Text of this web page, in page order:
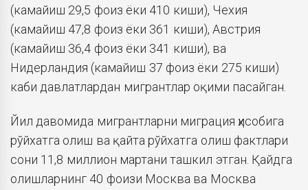
(камайиш 29,5 фоиз ёки 410 киши), Чехия
(камайиш 47,8 фоиз ёки 361 киши), Австрия
(камайиш 36,4 фоиз ёки 341 киши), ва
Нидерландия (камайиш 37 фоиз ёки 275 киши)
каби давлатлардан мигрантлар оқими пасайган.
Йил давомида мигрантларни миграция ҳисобига
рўйхатга олиш ва қайта рўйхатга олиш фактлари
сони 11,8 миллион мартани ташкил этган. Қайдга
олишларнинг 40 фоизи Москва ва Москва